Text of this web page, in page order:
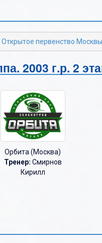
Б
В
Д
Е
Ж
З
И
К
Открытое первенство
2003 г.р. 2
Орбита (Москва)
Тренер: Смирнов
Кирилл